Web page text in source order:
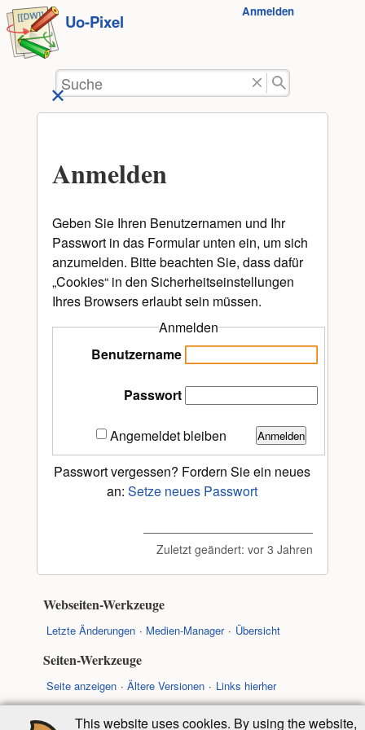
zum
Inhalt
springen
Uo-Pixel
Benutzer-Anmelden
Suche
Anmelden
Geben Sie Ihren Benutzernamen und Ihr
Passwort in das Formular unten ein, um sich
anzumelden. Bitte beachten Sie, dass dafür
„Cookies“ in den Sicherheitseinstellungen
Ihres Browsers erlaubt sein müssen.
Anmelden
Benutzername
Passwort
Angemeldet bleiben Anmelden
Passwort vergessen? Fordern Sie ein neues
an:Setze neues Passwort
Zuletzt geändert: vor 3 Jahren
Webseiten-Werkzeuge
Letzte Änderungen Medien-Manager Übersicht
Seiten-Werkzeuge
Seite anzeigen Ältere Versionen
Links hierher
New page
New folder Nach oben
This website uses cookies. By using the website,